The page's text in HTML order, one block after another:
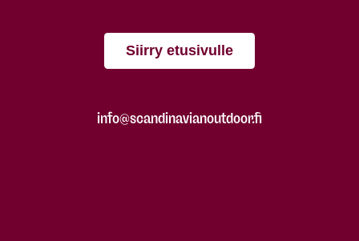
Siirry etusivulle
info@scandinavianoutdoor.fi